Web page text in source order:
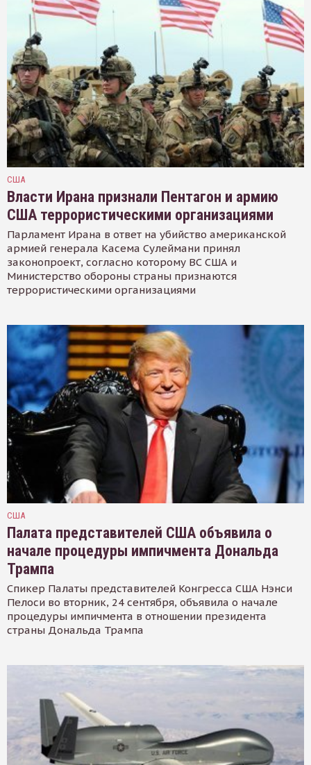
США
Власти Ирана признали Пентагон и армию
США террористическими организациями
Парламент Ирана в ответ на убийство американской
армией генерала Касема Сулеймани принял
законопроект, согласно которому ВС США и
Министерство обороны страны признаются
террористическими организациями
США
Палата представителей США объявила о
начале процедуры импичмента Дональда
Трампа
Спикер Палаты представителей Конгресса США Нэнси
Пелоси во вторник, 24 сентября, объявила о начале
процедуры импичмента в отношении президента
страны Дональда Трампа